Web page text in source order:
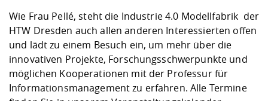
Wie Frau Pellé, steht die Industrie 4.0 Modellfabrik der
HTW Dresden auch allen anderen Interessierten offen
und lädt zu einem Besuch ein, um mehr über die
innovativen Projekte, Forschungsschwerpunkte und
möglichen Kooperationen mit der Professur für
Informationsmanagementzu erfahren. Alle Termine